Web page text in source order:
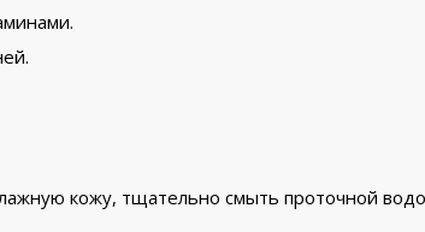
кожу, тщательно смыть проточной